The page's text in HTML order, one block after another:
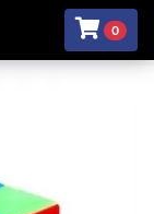
0